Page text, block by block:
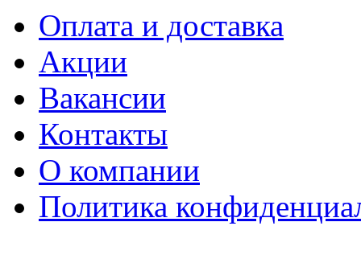
Оплата и доставка
Акции
Вакансии
Контакты
О компании
Политика